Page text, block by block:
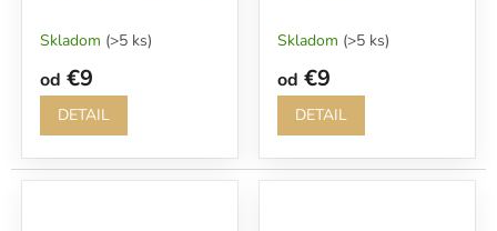
Skladom (>5 ks)
od €9
DETAIL
rýchlo pohryzený
Skladom (>5 ks)
od €9
DETAIL